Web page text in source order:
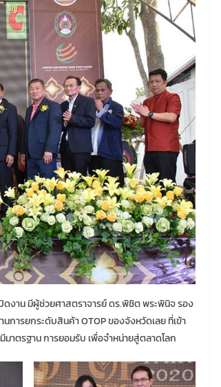
ดงาน มีผู้ช่วยศาสตราจารย์ ดร.พิชิต พระพินิจ รอง
การยกระดับสินค้า OTOP ของจังหวัดเลย ที่เข้า
ตรฐาน การยอมรับ เพื่อจำหน่ายสู่ตลาดโลก